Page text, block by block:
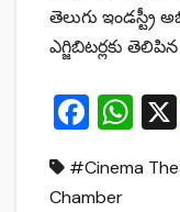
తెలుగు ఇండస్ట్రీ
ఎగ్జిబిటర్లకు
F
c
W
at
#Cinema
Chamber